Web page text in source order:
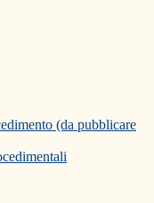
(da pubblicare